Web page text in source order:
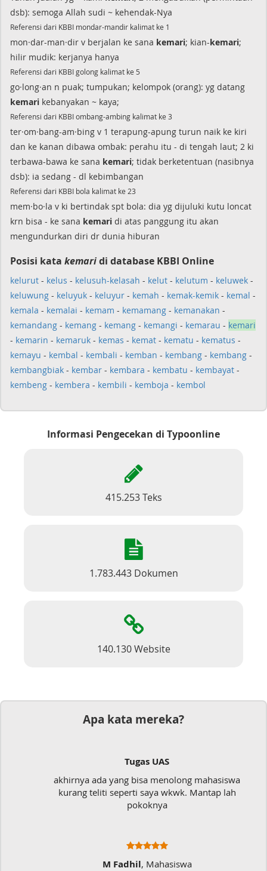
dsb): semoga Allah sudi ~ kehendak-Nya
Referensi dari KBBI mondar-mandir kalimat ke 1
mon·dar-man·dir v berjalan ke sana kemari; kian-kemari;
hilir mudik: kerjanya hanya
Referensi dari KBBI golong kalimat ke 5
go·long·an n puak; tumpukan; kelompok (orang): yg datang
kemari kebanyakan ~ kaya;
Referensi dari KBBI ombang-ambing kalimat ke 3
ter·om·bang-am·bing v 1 terapung-apung turun naik ke kiri
dan ke kanan dibawa ombak: perahu itu - di tengah laut; 2 ki
terbawa-bawa ke sana kemari; tidak berketentuan (nasibnya
dsb): ia sedang - dl kebimbangan
Referensi dari KBBI bola kalimat ke 23
mem·bo·la v ki bertindak spt bola: dia yg dijuluki kutu loncat
krn bisa - ke sana kemari di atas panggung itu akan
mengundurkan diri dr dunia hiburan
Posisi kata kemaridi database KBBI Online
kelurut - kelus - kelusuh-kelasah - kelut - kelutum - keluwek -
keluwung - keluyuk - keluyur - kemah - kemak-kemik - kemal -
kemala - kemalai - kemam - kemamang - kemanakan -
kemandang - kemang - kemang - kemangi - kemarau - kemari
- kemarin - kemaruk - kemas - kemat - kematu - kematus -
kemayu - kembal - kembali - kemban - kembang - kembang -
kembangbiak - kembar - kembara - kembatu - kembayat -
kembeng - kembera - kembili - kemboja - kembol
Informasi Pengecekan di Typoonline
415.253 Teks
1.783.443 Dokumen
140.130 Website
Apa kata mereka?
mahasiswa
wkwk. Mantap lah
Mudah sekali, tinggal kirim
langsung jadi